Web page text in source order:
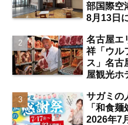
部国際空
8月13日
名古屋エ
祥「ウル
ス」名古
屋観光ホ
サガミの
「和食
2026年7